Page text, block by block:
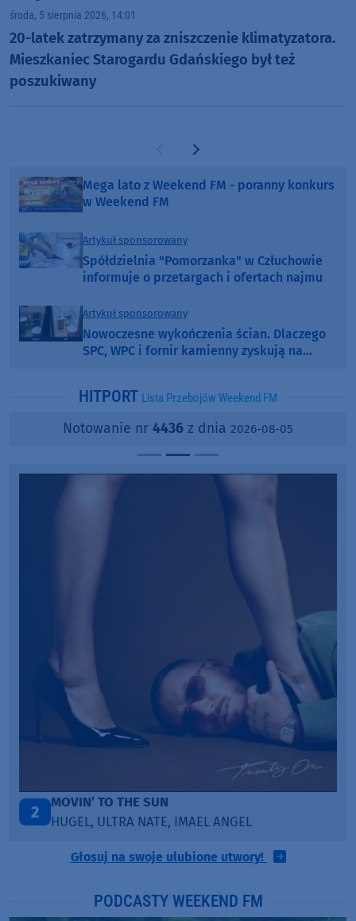
środa, 5 sierpnia 2026, 14:01
20-latek zatrzymany za zniszczenie klimatyzatora.
Mieszkaniec Starogardu Gdańskiego był też
poszukiwany
Poprzednia strona
Następna strona
Mega lato z Weekend FM - poranny konkurs
w Weekend FM
Artykuł sponsorowany
Spółdzielnia "Pomorzanka" w Człuchowie
informuje o przetargach i ofertach najmu
Artykuł sponsorowany
Nowoczesne wykończenia ścian. Dlaczego
SPC, WPC i fornir kamienny zyskują na
HITPORT Lista Przebojów Weekend FM
Notowanie nr 4436 z dnia 2026-08-05
3
TAŃCZ!
BLETKA
Głosuj na swoje ulubione utwory!
PODCASTY WEEKEND FM